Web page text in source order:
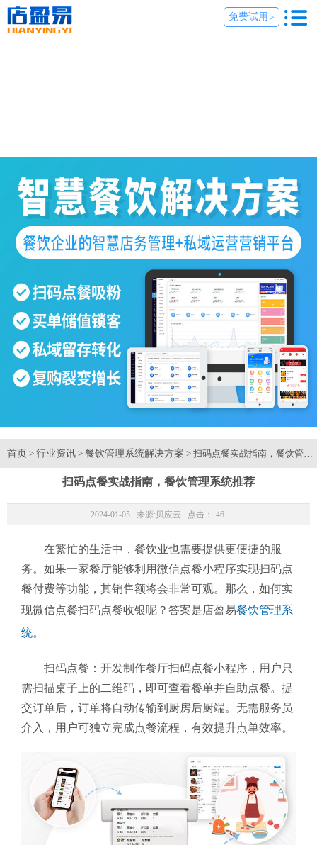
免费试用 >
首页 > 行业资讯 > 餐饮管理系统解决方案 > 扫码点餐实战指南，餐饮管理
扫码点餐实战指南，餐饮管理系统推荐
2024-01-05 来源: 贝应云 点击： 46
在繁忙的生活中，餐饮业也需要提供更便捷的服
务。如果一家餐厅能够利用微信点餐小程序实现扫码点
餐付费等功能，其销售额将会非常可观。那么，如何实
现微信点餐扫码点餐收银呢？答案是店盈易餐饮管理系
统。
扫码点餐：开发制作餐厅扫码点餐小程序，用户只
需扫描桌子上的二维码，即可查看餐单并自助点餐。提
交订单后，订单将自动传输到厨房后厨端。无需服务员
介入，用户可独立完成点餐流程，有效提升点单效率。